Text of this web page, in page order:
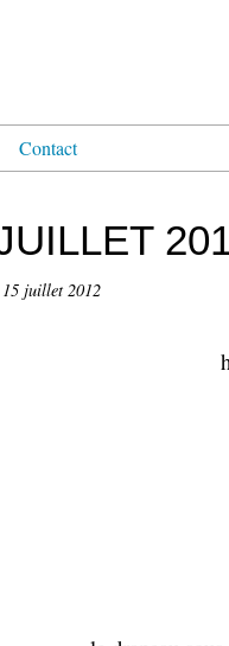
Contact
15 juillet 2012